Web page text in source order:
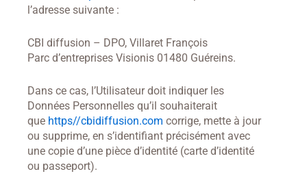
l’adresse suivante :
CBI diffusion – DPO, Villaret François
Parc d’entreprises Visionis 01480 Guéreins.
Dans ce cas, l’Utilisateur doit indiquer les
Données Personnelles qu’il souhaiterait
que https//cbidiffusion.com corrige, mette à jour
ou supprime, en s’identifiant précisément avec
une copie d’une pièce d’identité (carte d’identité
ou passeport).